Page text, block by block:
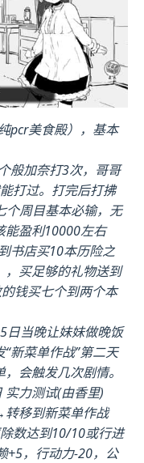
pcr美食殿），基本
般加奈打3次，哥哥
打过。打完后打拂
个周目基本必输，无
能盈利10000左右
书店买10本历险之
，买足够的礼物送到
钱买七个到两个本
日当晚让妹妹做晚饭
“新菜单作战”第二天
会触发几次剧情。
实力测试(由香里)
移到新菜单作战
数达到10/10或行进
+5，行动力-20，公